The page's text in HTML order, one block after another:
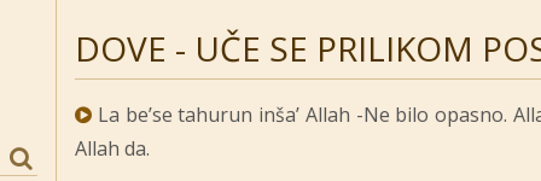
DOVE - UČE SE PRILIKOM
La be’se tahurun inša’ Allah -Ne bilo opasno.
Allah da.